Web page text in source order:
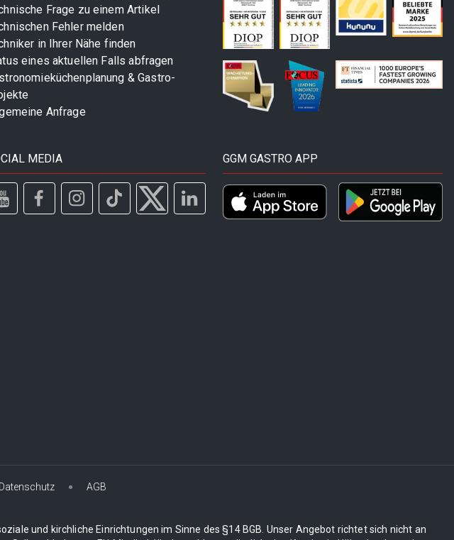
Frage zu einem Artikel
Fehler melden
in Ihrer Nähe finden
eines aktuellen Falls abfragen
& Gastro-
Anfrage
MEDIA GGM GASTRO APP
Datenschutz AGB
und kirchliche Einrichtungen im Sinne des §14 BGB. Unser Angebot richtet sich nicht an